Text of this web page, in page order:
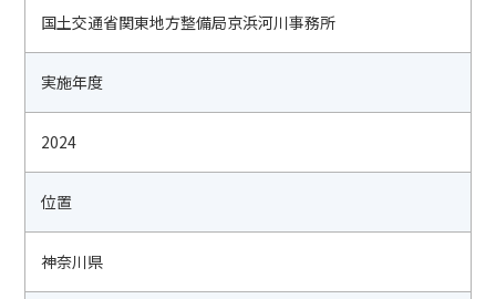
国土交通省関東地方整備局京浜河川事務所
実施年度
2024
位置
神奈川県